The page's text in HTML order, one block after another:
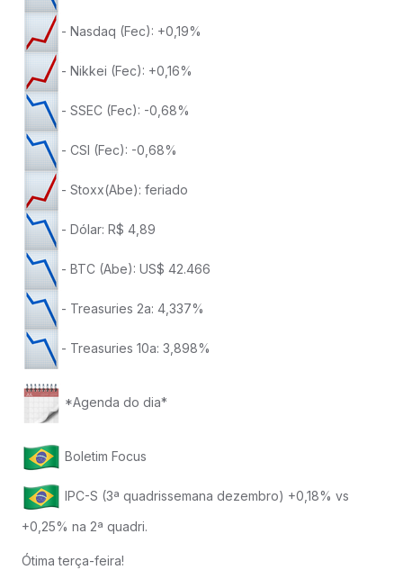
- Nasdaq (Fec): +0,19%
- Nikkei (Fec): +0,16%
- SSEC (Fec): -0,68%
- CSI (Fec): -0,68%
- Stoxx(Abe): feriado
- Dólar: R$ 4,89
- BTC (Abe): US$ 42.466
- Treasuries 2a: 4,337%
- Treasuries 10a: 3,898%
*Agenda do dia*
Boletim Focus
IPC-S (3ª quadrissemana dezembro) +0,18% vs
+0,25% na 2ª quadri.
Ótima terça-feira!